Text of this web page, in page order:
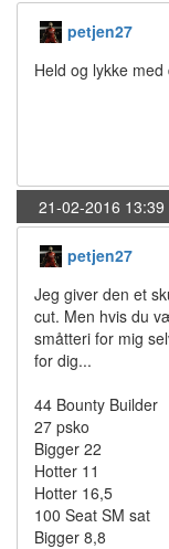
petjen27
Held og lykke med
21-02-2016 13:39
petjen27
Jeg giver den et
cut. Men hvis du
småtteri for mig
for dig...
44 Bounty Builder
27 psko
Bigger 22
Hotter 11
Hotter 16,5
100 Seat SM sat
Bigger 8,8